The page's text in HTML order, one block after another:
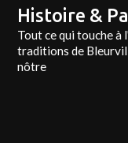
Histoire &
Tout ce qui touche
traditions de
nôtre